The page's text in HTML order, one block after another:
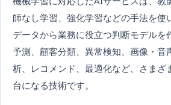
師なし学習、強化学習などの手法を使
データから業務に役立つ判断モデルを
予測、顧客分類、異常検知、画像・音
析、レコメンド、最適化など、さまざ
台になる技術です。